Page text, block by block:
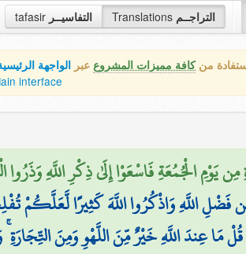
tafasir التفاسيــر Translations التراجــم
منكافة مميزات المشروع عبر الواجهة
interface
مِن يَوْمِ الْجُمُعَةِ فَاسْعَوْا إِلَىٰ ذِكْرِ اللَّهِ
فَضْلِ اللَّهِ وَاذْكُرُوا اللَّهَ كَثِيرًا لَّعَلَّكُمْ
قُلْ مَا عِندَ اللَّهِ خَيْرٌ مِّنَ اللَّهْوِ وَمِنَ التِّجَارَةِ